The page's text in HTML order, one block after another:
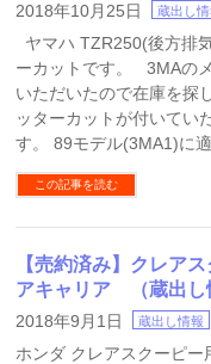
2018年10月25日 蔵出し情
ヤマハ TZR250(後方排
ーカットです。 3MAの
いただいたので在庫を探
ッターカットが付いてい
す。 89モデル(3MA1)に
この記事を読む
【売約済み】クレア
アキャリア （蔵出し
2018年9月1日 蔵出し情報
ホンダ クレアスクーピ